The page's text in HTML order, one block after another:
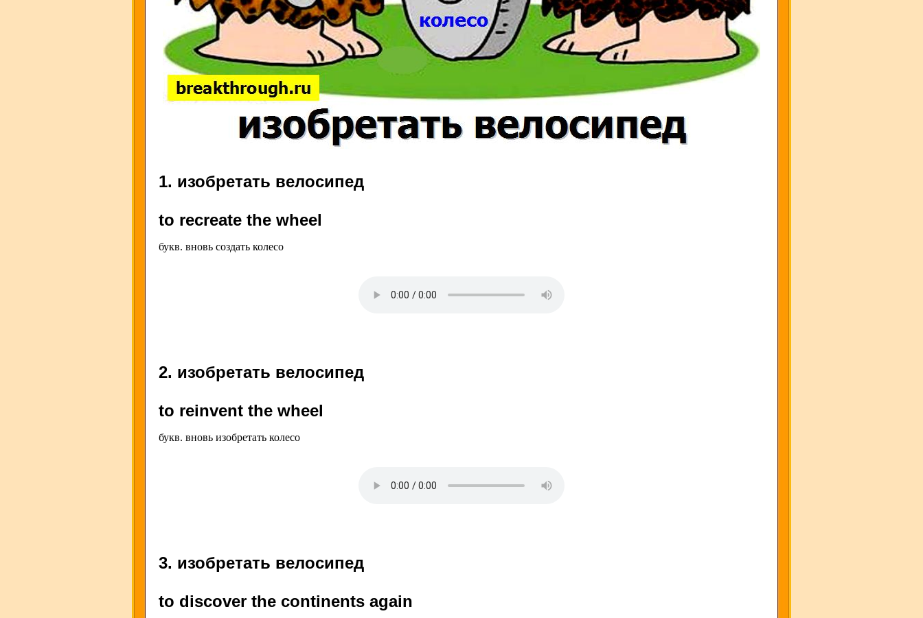
1. изобретать велосипед
to recreate the wheel
букв. вновь создать колесо
2. изобретать велосипед
to reinvent the wheel
букв. вновь изобретать колесо
3. изобретать велосипед
to discover the continents again